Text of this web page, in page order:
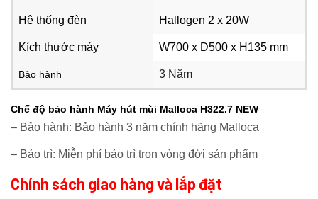
Hệ thống đèn Hallogen 2 x 20W
Kích thước máy W700 x D500 x H135 mm
Bảo hành 3 Năm
Chế độ bảo hành Máy hút mùi Malloca H322.7 NEW
– Bảo hành: Bảo hành 3 năm chính hãng Malloca
– Bảo trì: Miễn phí bảo trì trọn vòng đời sản phẩm
Chính sách giao hàng và lắp đặt